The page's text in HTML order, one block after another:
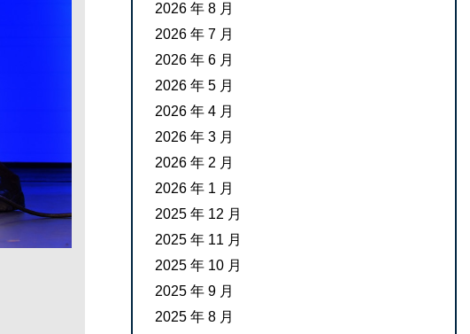
2026 年 8 月
2026 年 7 月
2026 年 6 月
2026 年 5 月
2026 年 4 月
2026 年 3 月
2026 年 2 月
2026 年 1 月
2025 年 12 月
2025 年 11 月
2025 年 10 月
2025 年 9 月
2025 年 8 月